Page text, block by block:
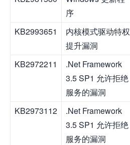
序
KB2993651
内核模式驱动特权
提升漏洞
KB2972211
.Net Framework
3.5 SP1 允许拒绝
服务的漏洞
KB2973112
.Net Framework
3.5 SP1 允许拒绝
服务的漏洞